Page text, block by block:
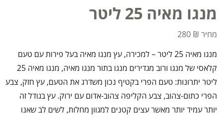
מנגו מאיה 25 ליטר
280 ₪
מנגו מאיה 25 ליטר – למכירה, עץ מנגו מאיה בעל פירות עם טעם
קלאסי של מנגו ורוב מגדירים מנגו בתור מנגו מאיה, מנגו מאיה 25
ליטר יתרונות: טעם הפרי בקטיף נכון משדרג את הטעם, עץ חזק, צבע
הפרי כתום-צהוב, צבע הקליפה צהוב-אדום עם ירוק. עץ בגודל זה
יותר עמיד יותר מאשר עצים קטנים למגוון מחלות, לשים לב שאנו